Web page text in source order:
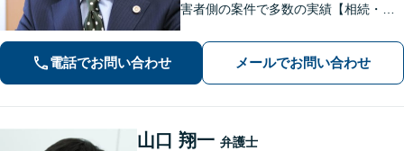
害者側の案件で多数の実績【相続・遺
【刑事事件】検事経験・豊富な実績、
スピーディーな接見が強み、上尾警察
署5分【初回面談30分無料】
電話でお問い合わせ メールでお問い合わせ
山口 翔一 弁護士